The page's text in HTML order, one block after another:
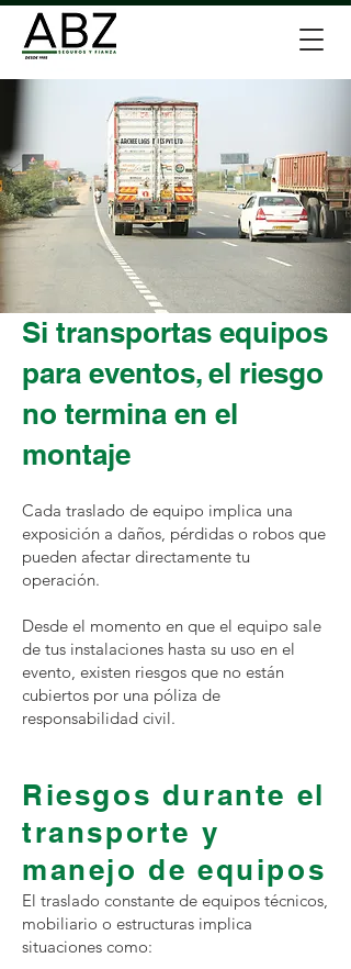
Si transportas equipos
para eventos, el riesgo
no termina en el
montaje
Cada traslado de equipo implica una
exposición a daños, pérdidas o robos que
pueden afectar directamente tu
operación.
Desde el momento en que el equipo sale
de tus instalaciones hasta su uso en el
evento, existen riesgos que no están
cubiertos por una póliza de
responsabilidad civil.
Riesgos durante el
transporte y
manejo de equipos
El traslado constante de equipos técnicos,
mobiliario o estructuras implica
situaciones como: